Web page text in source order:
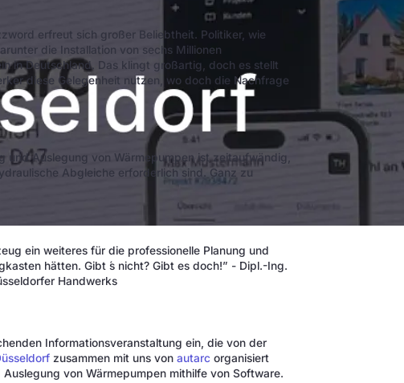
erfreut sich großer Beliebtheit. Politiker, wie
die Installation von sechs Millionen
in Deutschland. Das klingt großartig, doch es stellt
diese Gelegenheit nutzen, wo doch die Nachfrage
und Auslegung von Wärmepumpen ist zeitaufwändig,
Abgleiche erforderlich sind. Ganz zu
ein weiteres für die professionelle Planung und
hätten. Gibt ́s nicht? Gibt es doch!” - Dipl.-Ing.
Handwerks
Informationsveranstaltung ein, die von der
zusammen mit uns vonautarc organisiert
von Wärmepumpen mithilfe von Software.